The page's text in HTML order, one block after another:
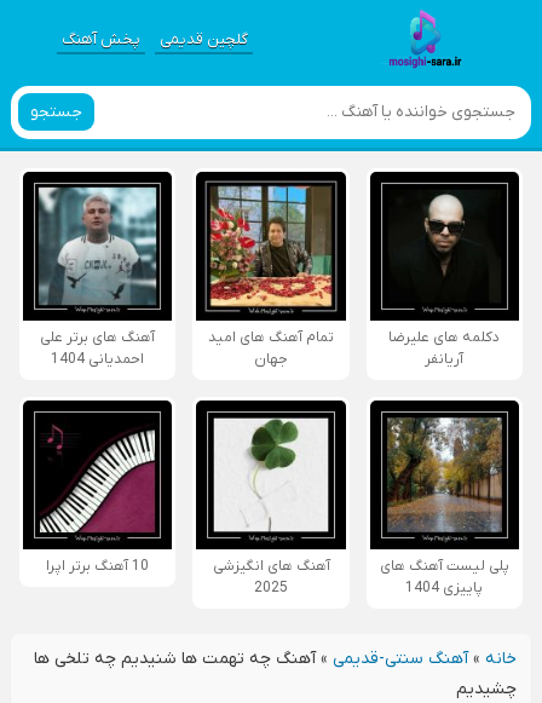
گلچین قدیمی پخش آهنگ
جستجو
دکلمه های علیرضا
آریانفر
تمام آهنگ های امید
جهان
آهنگ های برتر علی
احمدیانی 1404
پلی لیست آهنگ های
پاییزی 1404
آهنگ های انگیزشی
2025
10 آهنگ برتر اپرا
خانه»آهنگ سنتی-قدیمی»آهنگ چه تهمت ها شنیدیم چه تلخی ها
چشیدیم